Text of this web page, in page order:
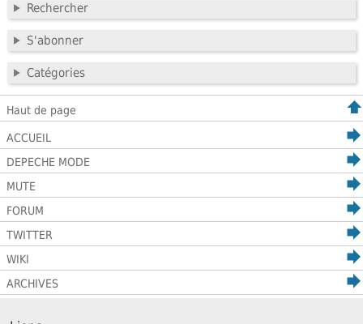
Rechercher
S'abonner
Catégories
Haut de page
ACCUEIL
DEPECHE MODE
MUTE
FORUM
TWITTER
WIKI
ARCHIVES